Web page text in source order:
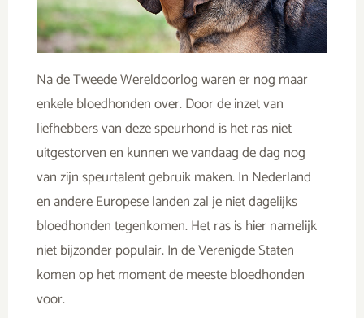
Na de Tweede Wereldoorlog waren er nog maar
enkele bloedhonden over. Door de inzet van
liefhebbers van deze speurhond is het ras niet
uitgestorven en kunnen we vandaag de dag nog
van zijn speurtalent gebruik maken. In Nederland
en andere Europese landen zal je niet dagelijks
bloedhonden tegenkomen. Het ras is hier namelijk
niet bijzonder populair. In de Verenigde Staten
komen op het moment de meeste bloedhonden
voor.